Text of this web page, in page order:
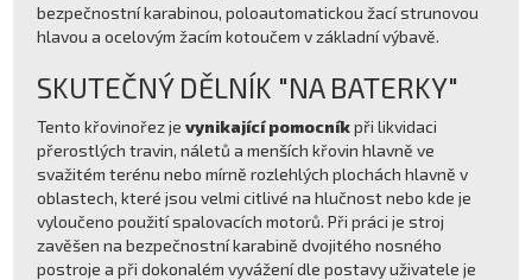
bezpečnostní karabinou, poloautomatickou žací strunovou
hlavou a ocelovým žacím kotoučem v základní výbavě.
SKUTEČNÝ DĚLNÍK "NA BATERKY"
Tento křovinořez jevynikající pomocníkpři likvidaci
přerostlých travin, náletů a menších křovin hlavně ve
svažitém terénu nebo mírně rozlehlých plochách hlavně v
oblastech, které jsou velmi citlivé na hlučnost nebo kde je
vyloučeno použití spalovacích motorů. Při práci je stroj
zavěšen na bezpečnostní karabině dvojitého nosného
postroje a při dokonalém vyvážení dle postavy uživatele je